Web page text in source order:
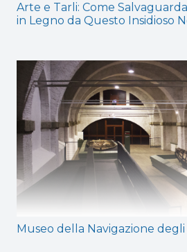
Arte e Tarli: Come
in Legno da Questo Insidioso
Museo della Navigazione